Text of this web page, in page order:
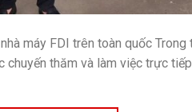
máy FDI trên toàn quốc
thăm và làm việc trực